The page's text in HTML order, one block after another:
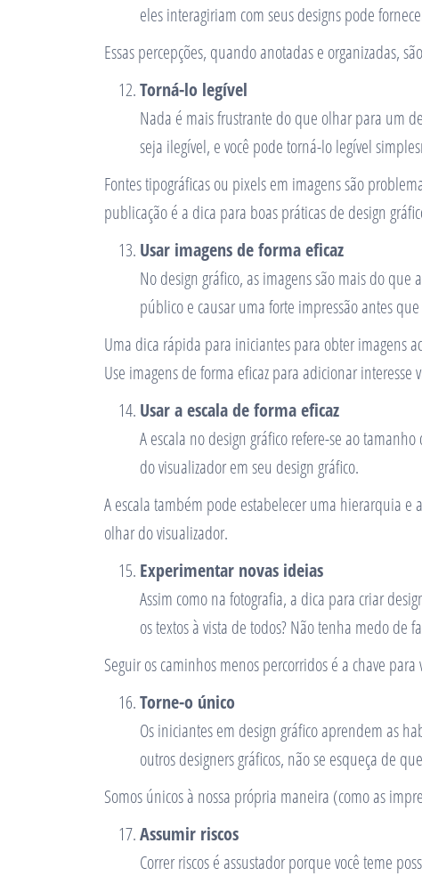
eles interagiriam com seus designs pode
Essas percepções, quando anotadas e organizadas,
Torná-lo legível
Nada é mais frustrante do que olhar para um
seja ilegível, e você pode torná-lo legível
Fontes tipográficas ou pixels em imagens são
publicação é a dica para boas práticas de design
Usar imagens de forma eficaz
No design gráfico, as imagens são mais do que
público e causar uma forte impressão antes
Uma dica rápida para iniciantes para obter imagens
Use imagens de forma eficaz para adicionar
Usar a escala de forma eficaz
A escala no design gráfico refere-se ao
do visualizador em seu design gráfico.
A escala também pode estabelecer uma hierarquia e
olhar do visualizador.
Experimentar novas ideias
Assim como na fotografia, a dica para criar
os textos à vista de todos? Não tenha medo de
Seguir os caminhos menos percorridos é a chave
Torne-o único
Os iniciantes em design gráfico aprendem as
outros designers gráficos, não se esqueça de
Somos únicos à nossa própria maneira (como as
Assumir riscos
Correr riscos é assustador porque você teme